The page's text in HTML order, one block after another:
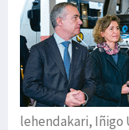
lehendakari, Iñigo